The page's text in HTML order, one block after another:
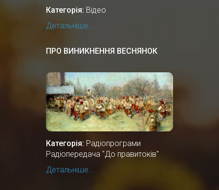
Категорія: Відео
Детальніше...
ПРО ВИНИКНЕННЯ ВЕСНЯНОК
Категорія: Радіопрограми
Радіопередача "До правитоків"
Детальніше...